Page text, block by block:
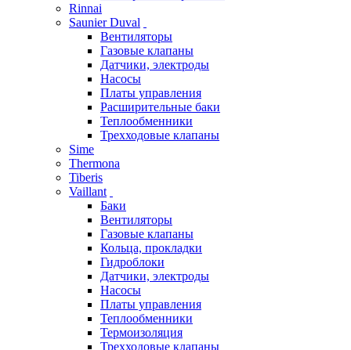
Rinnai
Saunier Duval
Вентиляторы
Газовые клапаны
Датчики, электроды
Насосы
Платы управления
Расширительные баки
Теплообменники
Трехходовые клапаны
Sime
Thermona
Tiberis
Vaillant
Баки
Вентиляторы
Газовые клапаны
Кольца, прокладки
Гидроблоки
Датчики, электроды
Насосы
Платы управления
Теплообменники
Термоизоляция
Трехходовые клапаны